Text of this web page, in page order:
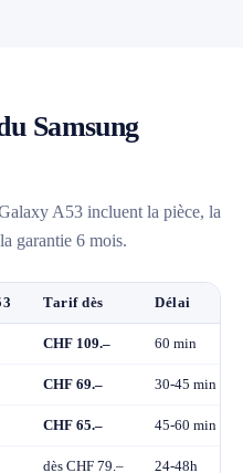
Samsung
A53 incluent la pièce, la
garantie 6 mois.
Tarif dès Délai
CHF 109.– 60 min
CHF 69.– 30-45 min
CHF 65.– 45-60 min
dès CHF 79.– 24-48h